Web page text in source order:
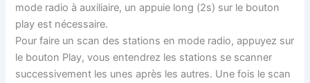
mode radio à auxiliaire, un appuie long (2s) sur le bouton
play est nécessaire.
Pour faire un scan des stations en mode radio, appuyez sur
le bouton Play, vous entendrez les stations se scanner
successivement les unes après les autres. Une fois le scan